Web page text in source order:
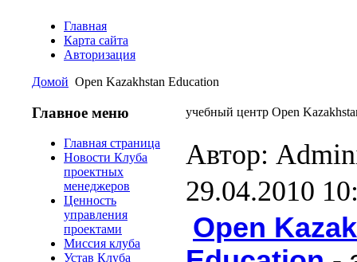
Главная
Карта сайта
Авторизация
Домой Open Kazakhstan Education
Главное меню
Главная страница
Новости Клуба
проектных
менеджеров
Ценность
управления
проектами
Миссия клуба
Устав Клуба
учебный центр Open
Автор:
29.04.2010
Open